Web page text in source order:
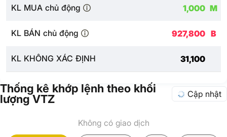
KL MUA chủ động 1,000 M
KL BÁN chủ động 927,800 B
KL KHÔNG XÁC ĐỊNH 31,100
Thống kê khớp lệnh theo khối
lượng VTZ
Cập nhật
Không có giao dịch